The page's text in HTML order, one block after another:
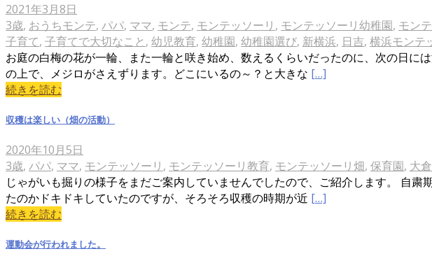
2021年3月8日
3歳, おうちモンテ, パパ, ママ, モンテ, モンテッソーリ , モンテッソーリ幼稚園, モン
子育て, 子育てで大切なこと , 幼児教育, 幼稚園, 幼稚園選び, 新横浜, 日吉, 横浜モンテ
お庭の白梅の花が一輪、また一輪と咲き始め、数えるくらいだったのに、次の日
の上で、メジロがさえずります。どこにいるの～？と大きな […]
続きを読む
収穫は楽しい（畑の活動）
2020年10月5日
3歳, パパ, ママ, モンテッソーリ , モンテッソーリ教育, モンテッソーリ畑, 保育園, 大
じゃがいも掘りの様子をまだご案内していませんでしたので、ご紹介します。 自
たのかドキドキしていたのですが、そろそろ収穫の時期が近 […]
続きを読む
運動会が行われました。